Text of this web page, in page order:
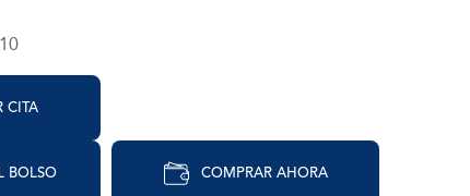
CITA
BOLSO COMPRAR AHORA